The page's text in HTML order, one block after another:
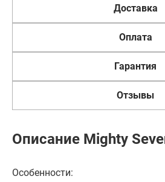
Доставка
Оплата
Гарантия
Отзывы
Описание Mighty
Особенности: